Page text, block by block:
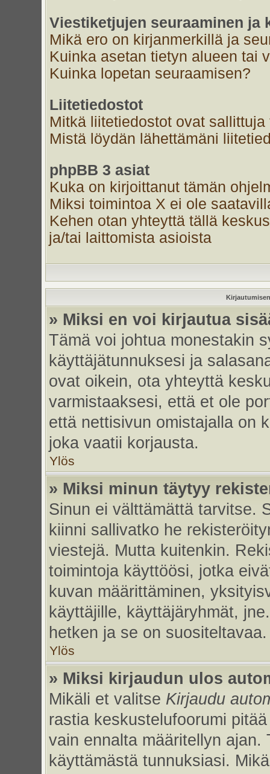
Viestiketjujen seuraaminen ja
Mikä ero on kirjanmerkillä ja
Kuinka asetan tietyn alueen tai
Kuinka lopetan seuraamisen?
Liitetiedostot
Mitkä liitetiedostot ovat
Mistä löydän lähettämäni
phpBB 3 asiat
Kuka on kirjoittanut tämän
Miksi toimintoa X ei ole
Kehen otan yhteyttä tällä
ja/tai laittomista asioista
» Miksi en voi kirjautua
Tämä voi johtua monestakin
käyttäjätunnuksesi ja
ovat oikein, ota yhteyttä
varmistaaksesi, että et ole
että nettisivun omistajalla on
joka vaatii korjausta.
Ylös
» Miksi minun täytyy
Sinun ei välttämättä tarvitse.
kiinni sallivatko he
viestejä. Mutta kuitenkin.
toimintoja käyttöösi, jotka
kuvan määrittäminen,
käyttäjille, käyttäjäryhmät,
hetken ja se on suositeltavaa.
Ylös
» Miksi kirjaudun ulos
Mikäli et valitse Kirjaudu
rastia keskustelufoorumi
vain ennalta määritellyn
käyttämästä tunnuksiasi.